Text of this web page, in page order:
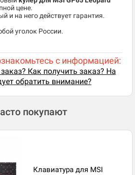
цене.
и на него действует гарантия.
уголок России.
с информацией:
Как получить заказ? На
обратить внимание?
покупают
Клавиатура для MSI